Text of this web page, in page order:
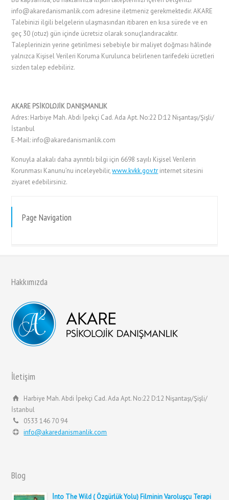
info@akaredanismanlik.com adresine iletmeniz gerekmektedir. AKARE
Talebinizi ilgili belgelerin ulaşmasından itibaren en kısa sürede ve en
geç 30 (otuz) gün içinde ücretsiz olarak sonuçlandıracaktır.
Taleplerinizin yerine getirilmesi sebebiyle bir maliyet doğması hâlinde
yalnızca Kişisel Verileri Koruma Kurulunca belirlenen tarifedeki ücretleri
sizden talep edebiliriz.
AKARE PSİKOLOJİK DANIŞMANLIK
Adres: Harbiye Mah. Abdi İpekçi Cad. Ada Apt. No:22 D:12 Nişantaşı/Şişli/
İstanbul
E-Mail: info@akaredanismanlik.com
Konuyla alakalı daha ayrıntılı bilgi için 6698 sayılı Kişisel Verilerin
Korunması Kanunu’nu inceleyebilir,www.kvkk.gov.tr internet sitesini
ziyaret edebilirsiniz.
Page Navigation
Hakkımızda
İletişim
Harbiye Mah. Abdi İpekçi Cad. Ada Apt. No:22 D:12 Nişantaşı/Şişli/
İstanbul
0533 146 70 94
info@akaredanismanlik.com
Blog
İnto The Wild ( Özgürlük Yolu) Filminin Varoluşçu Terapi